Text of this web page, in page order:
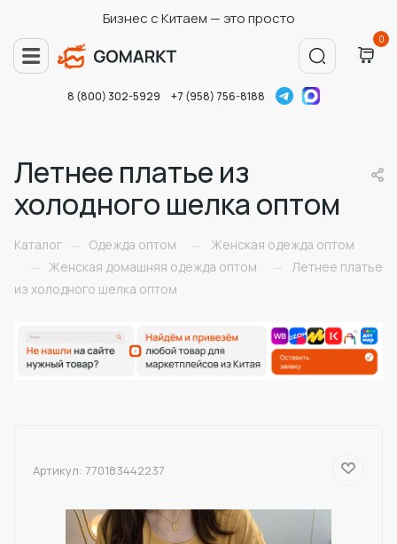
Бизнес с Китаем — это просто
0
8 (800) 302-5929 +7 (958) 756-8188
Летнее платье из
холодного шелка оптом
Каталог — Одежда оптом —
Женская одежда оптом
—
Женская домашняя одежда оптом —
Летнее платье
из холодного шелка оптом
Артикул: 770183442237